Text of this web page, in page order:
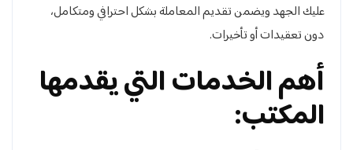
عليك الجهد ويضمن تقديم المعاملة بشكل احترافي ومتكامل،
دون تعقيدات أو تأخيرات.
أهم الخدمات التي يقدمها
المكتب: